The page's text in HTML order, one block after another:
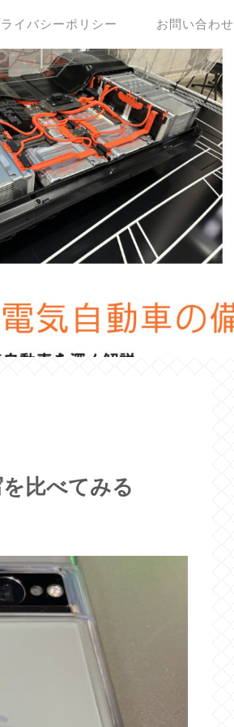
イバシーポリシー お問い合わせ
比べてみる